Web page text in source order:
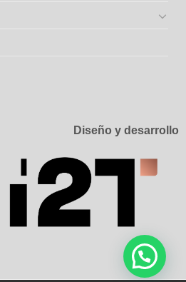
Diseño y desarrollo